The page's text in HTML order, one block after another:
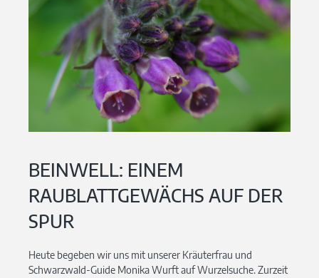
BEINWELL: EINEM
RAUBLATTGEWÄCHS AUF DER
SPUR
Heute begeben wir uns mit unserer Kräuterfrau und
Schwarzwald-Guide Monika Wurft auf Wurzelsuche. Zurzeit